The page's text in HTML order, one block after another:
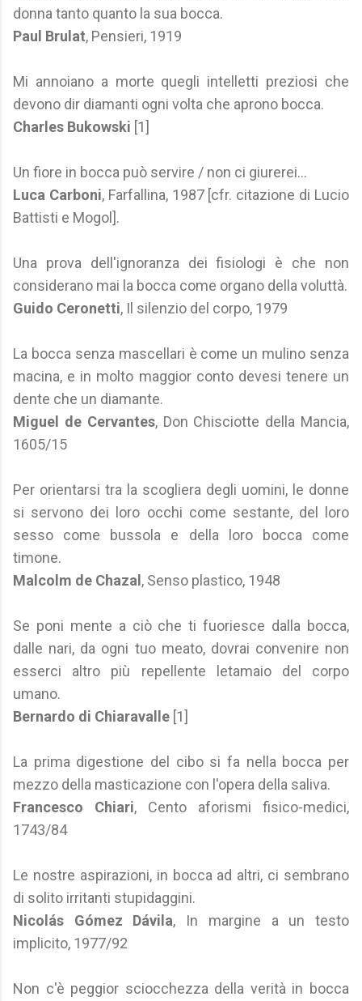
donna tanto quanto la sua bocca.
Paul Brulat, Pensieri, 1919
Mi annoiano a morte quegli intelletti preziosi che
devono dir diamanti ogni volta che aprono bocca.
Charles Bukowski [1]
Un fiore in bocca può servire / non ci giurerei...
Luca Carboni, Farfallina, 1987 [cfr. citazione di Lucio
Battisti e Mogol].
Una prova dell'ignoranza dei fisiologi è che non
considerano mai la bocca come organo della voluttà.
Guido Ceronetti, Il silenzio del corpo, 1979
La bocca senza mascellari è come un mulino senza
macina, e in molto maggior conto devesi tenere un
dente che un diamante.
Miguel de Cervantes, Don Chisciotte della Mancia,
1605/15
Per orientarsi tra la scogliera degli uomini, le donne
si servono dei loro occhi come sestante, del loro
sesso come bussola e della loro bocca come
timone.
Malcolm de Chazal , Senso plastico, 1948
Se poni mente a ciò che ti fuoriesce dalla bocca,
dalle nari, da ogni tuo meato, dovrai convenire non
esserci altro più repellente letamaio del corpo
umano.
Bernardo di Chiaravalle [1]
La prima digestione del cibo si fa nella bocca per
mezzo della masticazione con l'opera della saliva.
Francesco Chiari, Cento aforismi fisico-medici,
1743/84
Le nostre aspirazioni, in bocca ad altri, ci sembrano
di solito irritanti stupidaggini.
Nicolás Gómez Dávila, In margine a un testo
implicito, 1977/92
Non c'è peggior sciocchezza della verità in bocca